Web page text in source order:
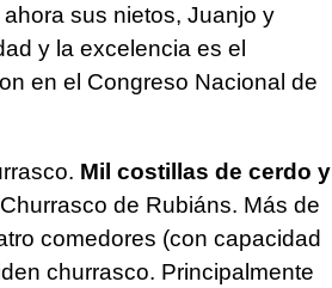
sus nietos, Juanjo y
y la excelencia es el
en el Congreso Nacional de
Mil costillas de cerdo y
de Rubiáns. Más de
comedores (con capacidad
churrasco. Principalmente